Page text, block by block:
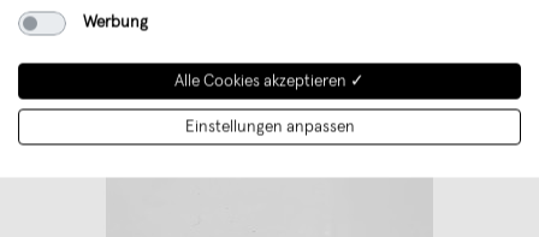
Werbung
Alle Cookies akzeptieren ✓
Einstellungen anpassen